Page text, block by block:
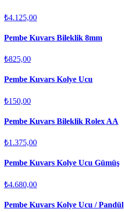
₺4.125,00
Pembe Kuvars Bileklik 8mm
₺825,00
Pembe Kuvars Kolye Ucu
₺150,00
Pembe Kuvars Bileklik Rolex AA
₺1.375,00
Pembe Kuvars Kolye Ucu Gümüş
₺4.680,00
Pembe Kuvars Kolye Ucu / Pandül